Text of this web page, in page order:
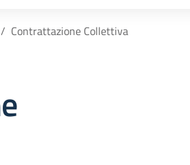
Contrattazione Collettiva